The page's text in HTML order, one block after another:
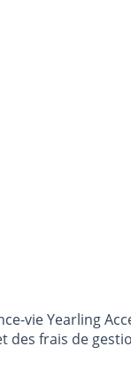
vie Yearling
des frais de